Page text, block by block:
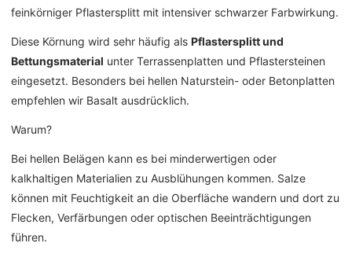
feinkörniger Pflastersplitt mit intensiver schwarzer Farbwirkung.
Diese Körnung wird sehr häufig als Pflastersplitt und
Bettungsmaterial unter Terrassenplatten und Pflastersteinen
eingesetzt. Besonders bei hellen Naturstein- oder Betonplatten
empfehlen wir Basalt ausdrücklich.
Warum?
Bei hellen Belägen kann es bei minderwertigen oder
kalkhaltigen Materialien zu Ausblühungen kommen. Salze
können mit Feuchtigkeit an die Oberfläche wandern und dort zu
Flecken, Verfärbungen oder optischen Beeinträchtigungen
führen.